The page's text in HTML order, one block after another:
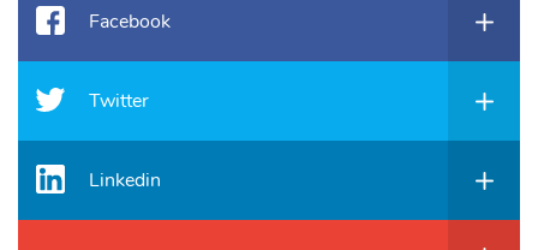
Facebook
Twitter
Linkedin